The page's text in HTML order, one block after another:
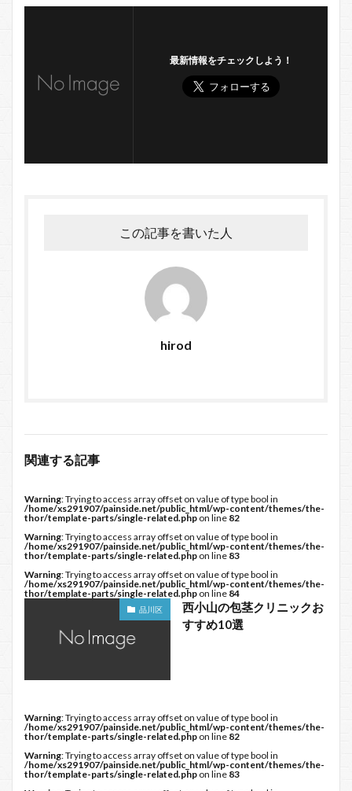
最新情報をチェックしよう！
この記事を書いた人
hirod
関連する記事
Warning: Trying to access array offset on value of type bool in
/home/xs291907/painside.net/public_html/wp-content/themes/the-
thor/template-parts/single-related.php on line 82
Warning: Trying to access array offset on value of type bool in
/home/xs291907/painside.net/public_html/wp-content/themes/the-
thor/template-parts/single-related.php on line 83
Warning: Trying to access array offset on value of type bool in
/home/xs291907/painside.net/public_html/wp-content/themes/the-
thor/template-parts/single-related.php on line 84
品川区
西小山の包茎クリニックお
すすめ10選
Warning: Trying to access array offset on value of type bool in
/home/xs291907/painside.net/public_html/wp-content/themes/the-
thor/template-parts/single-related.php on line 82
Warning: Trying to access array offset on value of type bool in
/home/xs291907/painside.net/public_html/wp-content/themes/the-
thor/template-parts/single-related.php on line 83